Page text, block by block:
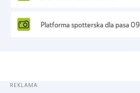
Platforma spotterska dla pasa 09
REKLAMA